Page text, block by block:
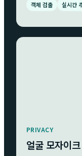
객체 검출 실시간
PRIVACY
얼굴 모자이크